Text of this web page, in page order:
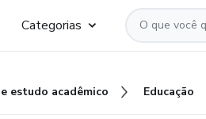
Categorias
estudo acadêmico Educação